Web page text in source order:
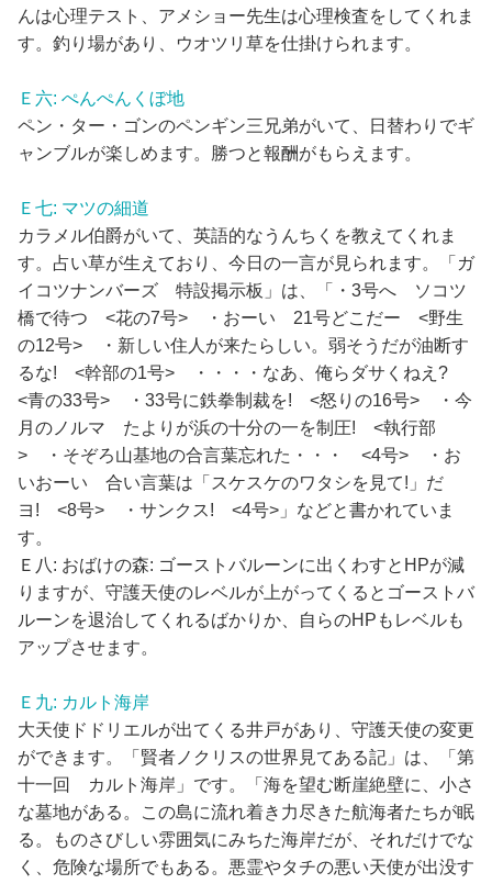
んは心理テスト、アメショー先生は心理検査をしてくれま
す。釣り場があり、ウオツリ草を仕掛けられます。
Ｅ六: ぺんぺんくぼ地
ペン・ター・ゴンのペンギン三兄弟がいて、日替わりでギ
ャンブルが楽しめます。勝つと報酬がもらえます。
Ｅ七: マツの細道
カラメル伯爵がいて、英語的なうんちくを教えてくれま
す。占い草が生えており、今日の一言が見られます。「ガ
イコツナンバーズ 特設掲示板」は、「・3号へ ソコツ
橋で待つ <花の7号> ・おーい 21号どこだー <野生
の12号> ・新しい住人が来たらしい。弱そうだが油断す
るな! <幹部の1号> ・・・・なあ、俺らダサくねえ?
<青の33号> ・33号に鉄拳制裁を! <怒りの16号> ・今
月のノルマ たよりが浜の十分の一を制圧! <執行部
> ・そぞろ山基地の合言葉忘れた・・・ <4号> ・お
いおーい 合い言葉は「スケスケのワタシを見て!」だ
ヨ! <8号> ・サンクス! <4号>」などと書かれていま
す。
Ｅ八: おばけの森: ゴーストバルーンに出くわすとHPが減
りますが、守護天使のレベルが上がってくるとゴーストバ
ルーンを退治してくれるばかりか、自らのHPもレベルも
アップさせます。
Ｅ九: カルト海岸
大天使ドドリエルが出てくる井戸があり、守護天使の変更
ができます。「賢者ノクリスの世界見てある記」は、「第
十一回 カルト海岸」です。「海を望む断崖絶壁に、小さ
な墓地がある。この島に流れ着き力尽きた航海者たちが眠
る。ものさびしい雰囲気にみちた海岸だが、それだけでな
く、危険な場所でもある。悪霊やタチの悪い天使が出没す